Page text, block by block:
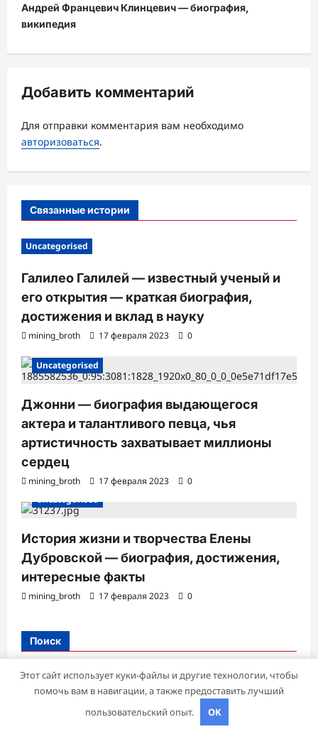
г
а
ц
я
з
а
Андрей Францевич Клинцевич — биография,
википедия
Добавить комментарий
Для отправки комментария вам необходимо
авторизоваться.
Связанные истории
Uncategorised
Галилео Галилей — известный ученый и
его открытия — краткая биография,
достижения и вклад в науку
mining_broth 17 февраля 2023 0
Uncategorised
Джонни — биография выдающегося
актера и талантливого певца, чья
артистичность захватывает миллионы
сердец
mining_broth 17 февраля 2023
0
Uncategorised
История жизни и творчества Елены
Дубровской — биография, достижения,
интересные факты
mining_broth 17 февраля 2023 0
Поиск
Поиск
Этот сайт использует куки-файлы и другие технологии, чтобы
помочь вам в навигации, а также предоставить лучший
пользовательский опыт.
OK